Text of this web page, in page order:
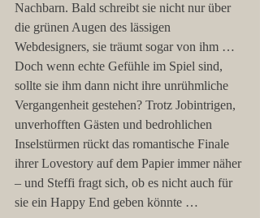
Nachbarn. Bald schreibt sie nicht nur über
die grünen Augen des lässigen
Webdesigners, sie träumt sogar von ihm …
Doch wenn echte Gefühle im Spiel sind,
sollte sie ihm dann nicht ihre unrühmliche
Vergangenheit gestehen? Trotz Jobintrigen,
unverhofften Gästen und bedrohlichen
Inselstürmen rückt das romantische Finale
ihrer Lovestory auf dem Papier immer näher
– und Steffi fragt sich, ob es nicht auch für
sie ein Happy End geben könnte …